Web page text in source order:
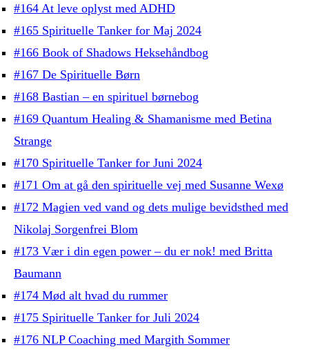
#164 At leve oplyst med ADHD
#165 Spirituelle Tanker for Maj 2024
#166 Book of Shadows Heksehåndbog
#167 De Spirituelle Børn
#168 Bastian – en spirituel børnebog
#169 Quantum Healing & Shamanisme med Betina
Strange
#170 Spirituelle Tanker for Juni 2024
#171 Om at gå den spirituelle vej med Susanne Wexø
#172 Magien ved vand og dets mulige bevidsthed med
Nikolaj Sorgenfrei Blom
#173 Vær i din egen power – du er nok! med Britta
Baumann
#174 Mød alt hvad du rummer
#175 Spirituelle Tanker for Juli 2024
#176 NLP Coaching med Margith Sommer